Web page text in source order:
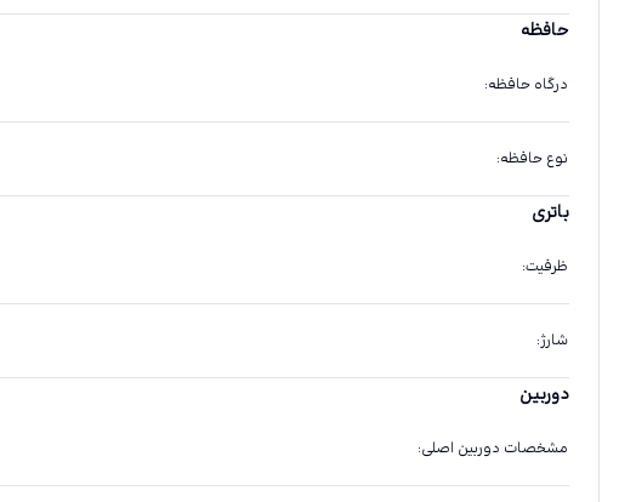
حافظه
درگاه حافظه:
نوع حافظه:
باتری
ظرفیت:
شارژ:
دوربین
مشخصات دوربین اصلی: